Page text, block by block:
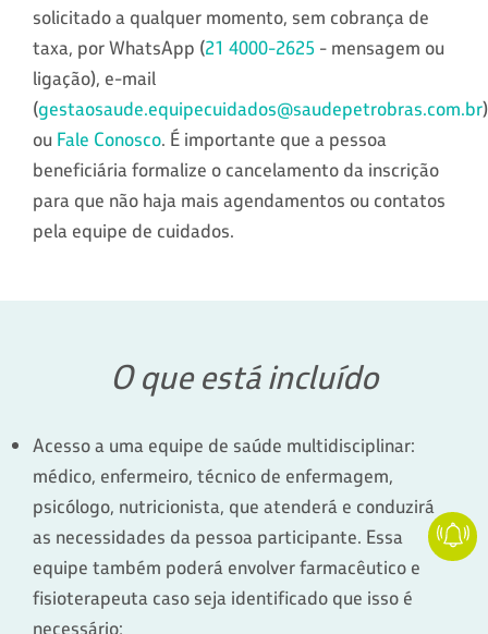
solicitado a qualquer momento, sem cobrança de
taxa, por WhatsApp (21 4000-2625 - mensagem ou
ligação), e-mail
(gestaosaude.equipecuidados@saudepetrobras.com.br)
ou Fale Conosco. É importante que a pessoa
beneficiária formalize o cancelamento da inscrição
para que não haja mais agendamentos ou contatos
pela equipe de cuidados.
O que está incluído
Acesso a uma equipe de saúde multidisciplinar:
médico, enfermeiro, técnico de enfermagem,
psicólogo, nutricionista, que atenderá e conduzirá
as necessidades da pessoa participante. Essa
equipe também poderá envolver farmacêutico e
fisioterapeuta caso seja identificado que isso é
necessário;